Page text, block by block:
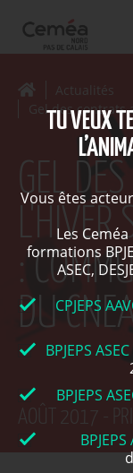
Actualités
Gel des contrats
GEL
L'HIVER
:
DU
AOÛT 2017 -
TU VEUX
Vous êtes
Les
formations
ASEC,
CPJEPS
BPJEPS ASEC
BPJEPS
BPJEPS